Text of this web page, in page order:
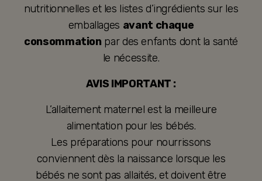
nutritionnelles et les listes d’ingrédients sur les
emballages avant chaque
consommation par des enfants dont la santé
le nécessite.
AVIS IMPORTANT :
L’allaitement maternel est la meilleure
alimentation pour les bébés.
Les préparations pour nourrissons
conviennent dès la naissance lorsque les
bébés ne sont pas allaités, et doivent être